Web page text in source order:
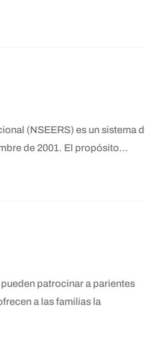
(NSEERS) es un sistema
de 2001. El propósito…
patrocinar a parientes
a las familias la